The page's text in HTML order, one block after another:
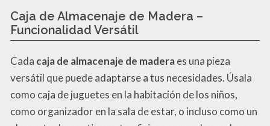
Caja de Almacenaje de Madera –
Funcionalidad Versátil
Cada caja de almacenaje de maderaes una pieza
versátil que puede adaptarse a tus necesidades. Úsala
como caja de juguetes en la habitación de los niños,
como organizador en la sala de estar, o incluso como un